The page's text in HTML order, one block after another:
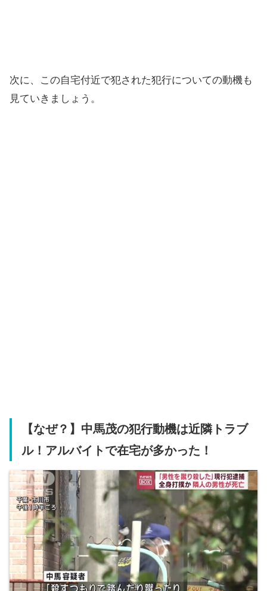
次に、この自宅付近で犯された犯行についての動機も
見ていきましょう。
【なぜ？】中馬茂の犯行動機は近隣トラブ
ル！アルバイトで在宅が多かった！